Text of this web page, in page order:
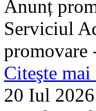
Anunț
Serviciul
promovare
Citeşte
20 Iul 2026